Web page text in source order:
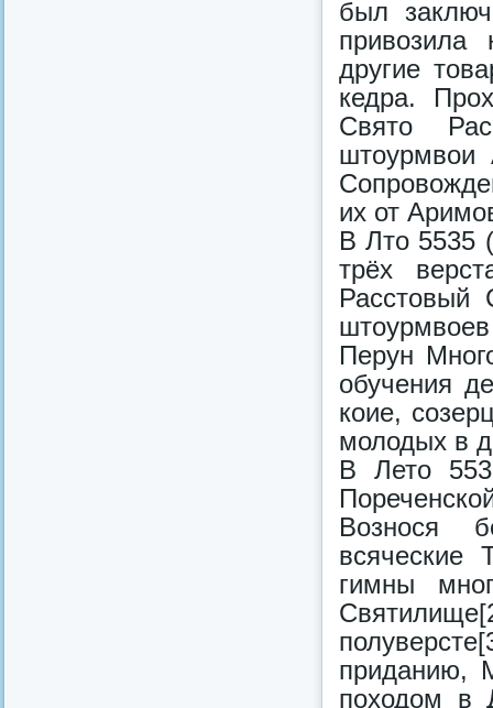
был
другие
кедра.
Свято
штоурмвои
их от
В Лто 5535
трёх
Расстовый
Перун
обучения
коие,
молодых в
В Лето
Вознося
всяческие
гимны
приданию,
походом в